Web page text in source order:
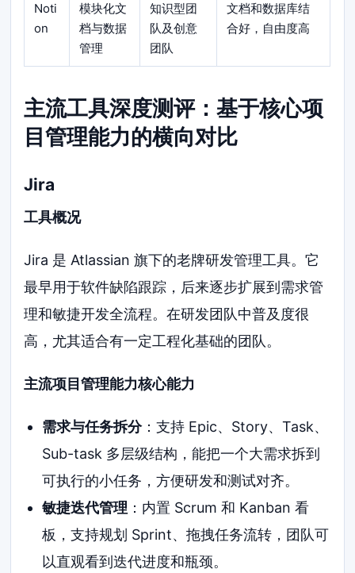
Noti
on
模块化文
档与数据
管理
知识型团
队及创意
团队
文档和数据库结
合好，自由度高
主流工具深度测评：基于核心项
目管理能力的横向对比
Jira
工具概况
Jira 是 Atlassian 旗下的老牌研发管理工具。它
最早用于软件缺陷跟踪，后来逐步扩展到需求管
理和敏捷开发全流程。在研发团队中普及度很
高，尤其适合有一定工程化基础的团队。
主流项目管理能力核心能力
需求与任务拆分：支持 Epic、Story、Task、
Sub-task 多层级结构，能把一个大需求拆到
可执行的小任务，方便研发和测试对齐。
敏捷迭代管理 ：内置 Scrum 和 Kanban 看
板，支持规划 Sprint、拖拽任务流转，团队可
以直观看到迭代进度和瓶颈。